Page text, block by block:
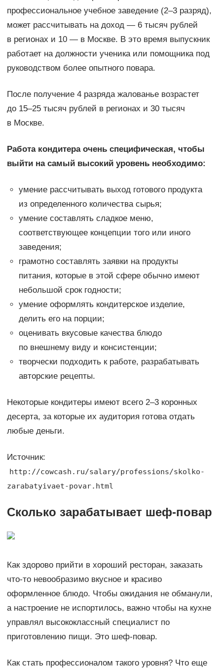
профессиональное учебное заведение (2–3 разряд),
может рассчитывать на доход — 6 тысяч рублей
в регионах и 10 — в Москве. В это время выпускник
работает на должности ученика или помощника под
руководством более опытного повара.
После получение 4 разряда жалованье возрастет
до 15–25 тысяч рублей в регионах и 30 тысяч
в Москве.
Работа кондитера очень специфическая, чтобы
выйти на самый высокий уровень необходимо:
умение рассчитывать выход готового продукта
из определенного количества сырья;
умение составлять сладкое меню,
соответствующее концепции того или иного
заведения;
грамотно составлять заявки на продукты
питания, которые в этой сфере обычно имеют
небольшой срок годности;
умение оформлять кондитерское изделие,
делить его на порции;
оценивать вкусовые качества блюдо
по внешнему виду и консистенции;
творчески подходить к работе, разрабатывать
авторские рецепты.
Некоторые кондитеры имеют всего 2–3 коронных
десерта, за которые их аудитория готова отдать
любые деньги.
Источник:
http://cowcash.ru/salary/professions/skolko-
zarabatyivaet-povar.html
Сколько зарабатывает шеф-повар
Как здорово прийти в хороший ресторан, заказать
что-то невообразимо вкусное и красиво
оформленное блюдо. Чтобы ожидания не обманули,
а настроение не испортилось, важно чтобы на кухне
управлял высококлассный специалист по
приготовлению пищи. Это шеф-повар.
Как стать профессионалом такого уровня? Что еще